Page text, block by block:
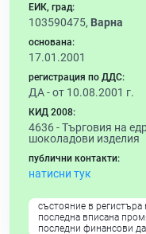
ЕИК, град:
103590475, Варна
основана:
17.01.2001
регистрация по ДДС:
ДА - от 10.08.2001 г.
КИД 2008:
4636 -Търговия на
шоколадови изделия
публични контакти:
натисни тук
състояние в регистъра
последна вписана
последни финансови